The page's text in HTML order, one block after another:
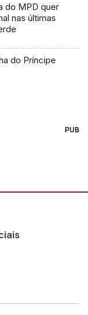
do MPD quer
nas últimas
do Príncipe
PUB
ao